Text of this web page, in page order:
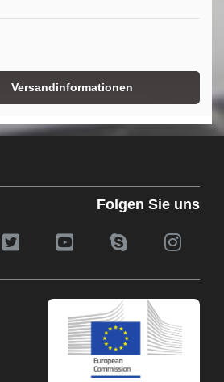
Versandinformationen
Folgen Sie uns